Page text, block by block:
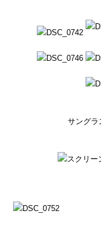
サングラ